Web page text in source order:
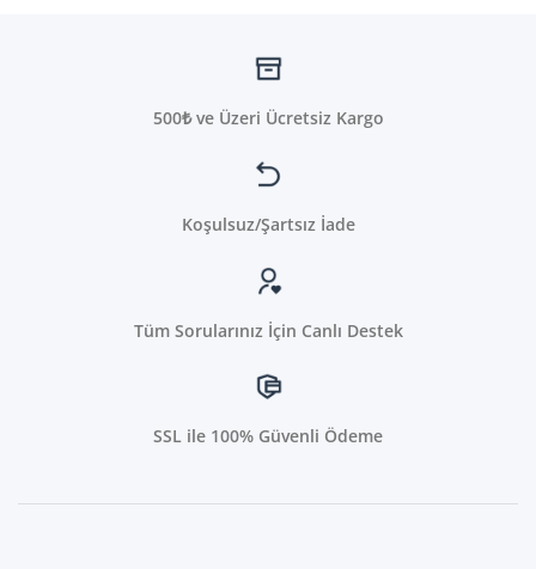
500₺ ve Üzeri Ücretsiz Kargo
Koşulsuz/Şartsız İade
Tüm Sorularınız İçin Canlı Destek
SSL ile 100% Güvenli Ödeme